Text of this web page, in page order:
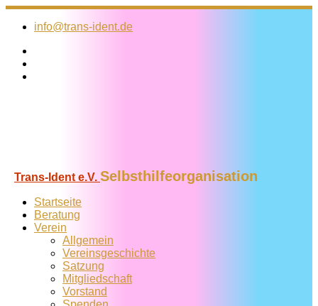
Zum
Inhalt
info@trans-ident.de
Trans-Ident e.V. Selbsthilfeorganisation
Startseite
Beratung
Verein
Allgemein
Vereins­geschichte
Satzung
Mitglied­schaft
Vorstand